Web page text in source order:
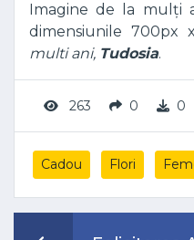
Imagine de la mulți
dimensiunile
multi ani, Tudosia.
263 0 0
Cadou Flori